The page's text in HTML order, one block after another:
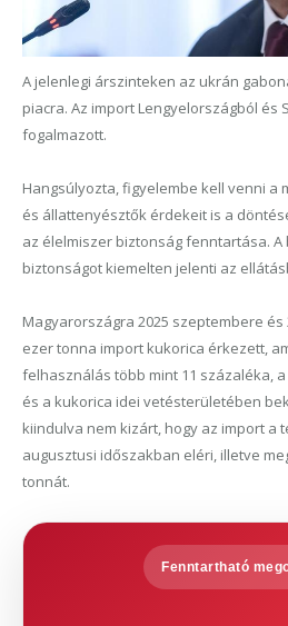
A jelenlegi árszinteken az ukrán
piacra. Az import Lengyelországból és
fogalmazott.
Hangsúlyozta, figyelembe kell venni a
és állattenyésztők érdekeit is a
az élelmiszer biztonság fenntartása.
biztonságot kiemelten jelenti az
Magyarországra 2025 szeptembere és
ezer tonna import kukorica érkezett,
felhasználás több mint 11 százaléka,
és a kukorica idei vetésterületében
kiindulva nem kizárt, hogy az import a
augusztusi időszakban eléri, illetve
tonnát.
Fenntartható